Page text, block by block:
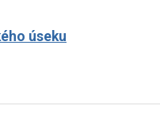
úseku